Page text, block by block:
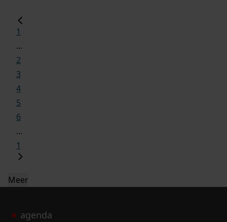
1
...
2
3
4
5
6
...
1
Meer
agenda